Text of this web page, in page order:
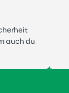
auch du